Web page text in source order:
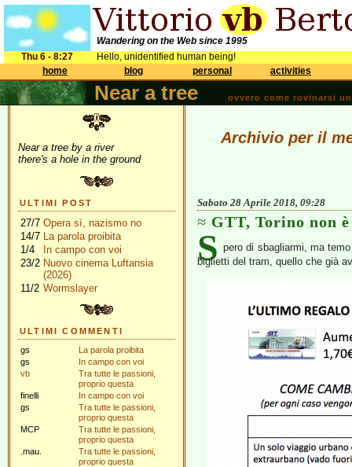
Wandering on the Web since 1995
Thu 6 - 8:27
Hello, unidentified human being!
home
blog personal activities
Near a tree ovvero come rovinarsi
Near a tree by a river
there's a hole in the ground
ULTIMI POST
27/7 Opera sì, nazismo no
14/7 La parola proibita
1/4
In campo con voi
23/2 Nuovo cinema Luftansia
(2026)
11/2 Wormslayer
ULTIMI COMMENTI
gs
La parola proibita
gs
In campo con voi
vb
Tra tutte le passioni,
proprio questa
finelli
In campo con voi
gs
Tra tutte le passioni,
proprio questa
MCP
Tra tutte le passioni,
proprio questa
.mau.
Tra tutte le passioni,
proprio questa
Archivio per il
Sabato 28 Aprile 2018, 09:28
GTT, Torino non
S pero di sbagliarmi, ma
biglietti del tram, quello che già